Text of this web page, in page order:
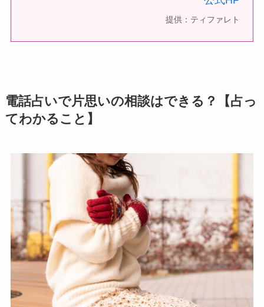
提供：ティファレト
電話占いで片思いの相談はできる？【占っ
てわかること】